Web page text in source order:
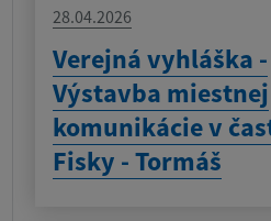
28.04.2026
Verejná vyhláška -
Výstavba miestnej
komunikácie v
Fisky - Tormáš